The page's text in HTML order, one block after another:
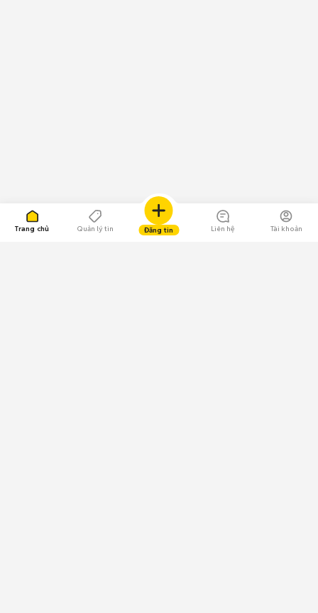
Trang chủ Quản lý tin Đăng tin Liên hệ Tài khoản